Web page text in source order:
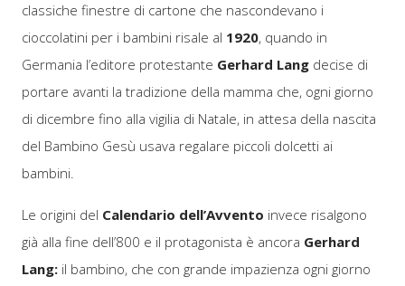
classiche finestre di cartone che nascondevano i
cioccolatini per i bambini risale al 1920, quando in
Germania l’editore protestante Gerhard Lang decise di
portare avanti la tradizione della mamma che, ogni giorno
di dicembre fino alla vigilia di Natale, in attesa della nascita
del Bambino Gesù usava regalare piccoli dolcetti ai
bambini.
Le origini del Calendario dell’Avvento invece risalgono
già alla fine dell’800 e il protagonista è ancora Gerhard
Lang: il bambino, che con grande impazienza ogni giorno